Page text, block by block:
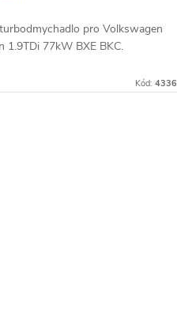
pro Volkswagen
1.9TDi 77kW BXE BKC.
Kód: 4336